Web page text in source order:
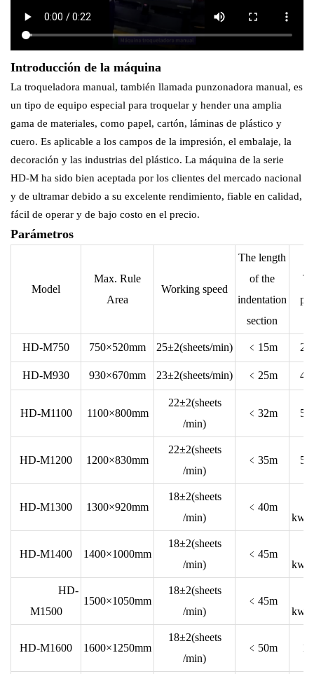
Introducción de la máquina
La troqueladora manual, también llamada punzonadora manual, es
un tipo de equipo especial para troquelar y hender una amplia
gama de materiales, como papel, cartón, láminas de plástico y
cuero. Es aplicable a los campos de la impresión, el embalaje, la
decoración y las industrias del plástico. La máquina de la serie
HD-M ha sido bien aceptada por los clientes del mercado nacional
y de ultramar debido a su excelente rendimiento, fiable en calidad,
fácil de operar y de bajo costo en el precio.
Parámetros
Model
Max. Rule
Area
Working speed
The length
of the
indentation
section
HD-M750 750×520mm 25±2(sheets/min) ﹤15m
HD-M930 930×670mm 23±2(sheets/min) ﹤25m
HD-M1100 1100×800mm
22±2(sheets
/min)
﹤32m
HD-M1200 1200×830mm
22±2(sheets
/min)
﹤35m
HD-M1300 1300×920mm
18±2(sheets
/min)
﹤40m
kw/
HD-M1400 1400×1000mm
18±2(sheets
/min)
﹤45m
kw/
HD-
M1500
1500×1050mm
18±2(sheets
/min)
﹤45m
kw/
HD-M1600 1600×1250mm
18±2(sheets
/min)
﹤50m